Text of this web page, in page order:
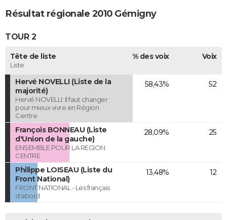
Résultat régionale 2010 Gémigny
TOUR 2
Tête de liste
Liste
% des voix Voix
Hervé NOVELLI (Liste de la
majorité)
Hervé NOVELLI: Il faut changer
pour mieux vivre en Région
Centre
58,43% 52
François BONNEAU (Liste
d'Union de la gauche)
ENSEMBLE POUR LA REGION
CENTRE
28,09% 25
Philippe LOISEAU (Liste du
Front National)
FRONT NATIONAL - Les français
d'abord
13,48% 12